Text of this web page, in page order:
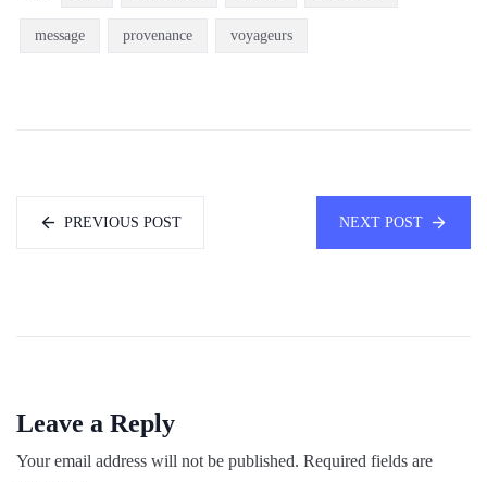
message provenance voyageurs
PREVIOUS POST NEXT POST
Leave a Reply
Your email address will not be published. Required fields are